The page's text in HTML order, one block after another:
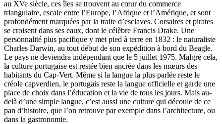
au XVe siècle, ces îles se trouvent au cœur du commerce
triangulaire, escale entre l’Europe, l’Afrique et l’Amérique, et sont
profondément marquées par la traite d’esclaves. Corsaires et pirates
se croisent dans ses eaux, dont le célèbre Francis Drake. Une
personnalité plus pacifique y met pied à terre en 1832 : le naturaliste
Charles Darwin, au tout début de son expédition à bord du Beagle.
Le pays ne deviendra indépendant que le 5 juillet 1975. Malgré cela,
la culture portugaise est restée bien ancrée dans les mœurs des
habitants du Cap-Vert. Même si la langue la plus parlée reste le
créole capverdien, le portugais reste la langue officielle et garde une
place de choix dans l’éducation et la vie de tous les jours. Mais au-
delà d’une simple langue, c’est aussi une culture qui découle de ce
pan d’histoire, que l’on retrouve par exemple dans l’architecture, ou
dans la gastronomie.